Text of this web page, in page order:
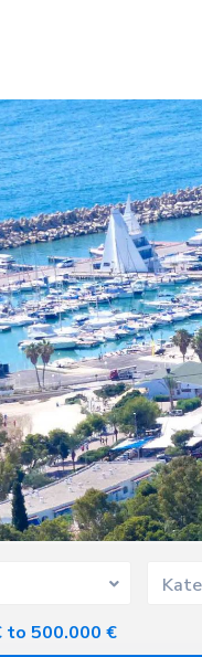
to 500.000 €